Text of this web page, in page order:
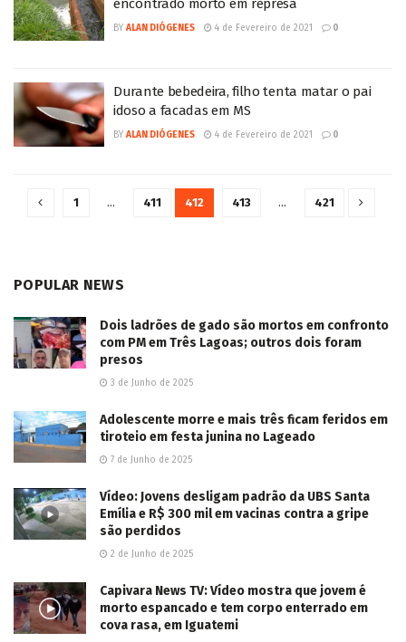
encontrado morto em represa
BY ALAN DIÓGENES 4 de Fevereiro de 2021 0
Durante bebedeira, filho tenta matar o pai
idoso a facadas em MS
BY ALAN DIÓGENES 4 de Fevereiro de 2021 0
1 … 411 412 413 … 421
POPULAR NEWS
Dois ladrões de gado são mortos em confronto
com PM em Três Lagoas; outros dois foram
presos
3 de Junho de 2025
Adolescente morre e mais três ficam feridos em
tiroteio em festa junina no Lageado
7 de Junho de 2025
Vídeo: Jovens desligam padrão da UBS Santa
Emília e R$ 300 mil em vacinas contra a gripe
são perdidos
2 de Junho de 2025
Capivara News TV: Vídeo mostra que jovem é
morto espancado e tem corpo enterrado em
cova rasa, em Iguatemi